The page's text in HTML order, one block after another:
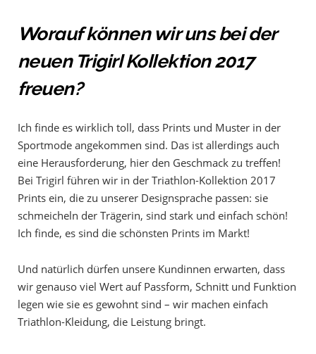
Worauf können wir uns bei der
neuen Trigirl Kollektion 2017
freuen?
Ich finde es wirklich toll, dass Prints und Muster in der
Sportmode angekommen sind. Das ist allerdings auch
eine Herausforderung, hier den Geschmack zu treffen!
Bei Trigirl führen wir in der Triathlon-Kollektion 2017
Prints ein, die zu unserer Designsprache passen: sie
schmeicheln der Trägerin, sind stark und einfach schön!
Ich finde, es sind die schönsten Prints im Markt!
Und natürlich dürfen unsere Kundinnen erwarten, dass
wir genauso viel Wert auf Passform, Schnitt und Funktion
legen wie sie es gewohnt sind – wir machen einfach
Triathlon-Kleidung, die Leistung bringt.